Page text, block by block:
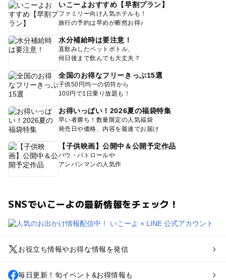
いこーよおすすめ【早割プラン】
ファミリー向け人気ホテルも！
旅行の予約は早めが断然お得♪
水分補給時は要注意！
直飲みしたペットボトル、
何日後まで飲んでも大丈夫？
全国のお得なフリーきっぷ15選
子供50円均一の切符から
100円で1日乗り放題も！
お得いっぱい！2026夏の福袋特集
早い者勝ち！数量限定の人気福袋
発売日や価格、内容を最速でお届け
【子供映画】公開中＆公開予定作品
パウ・パトロールや
アンパンマンの人気作
SNSでいこーよの最新情報をチェック！
お役立ち情報やお得な情報を発信
毎日更新！旬イベント&お得情報も